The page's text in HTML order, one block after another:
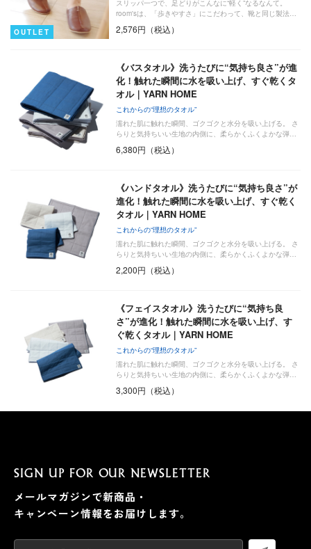
OUTLET
スリッパ一つで、足どりがこんなに“軽く”なるなんて。
room'sは、「歩きやすさ」にこだわって、靴と同じ製法…
2,576円（税込）
《バスタオル》洗うたびに“気持ち良さ”が進
化！触れた瞬間に水を吸い上げ、すぐ乾くタ
オル｜YARN HOME
これからの“理想のタオル”
濡れた肌に触れた瞬間、ゴクゴクと水分を吸い上げる。 さ
らりと気持ちいい生地の内側に、柔らかくふくよかな弾…
6,380円（税込）
《ハンドタオル》洗うたびに“気持ち良さ”が
進化！触れた瞬間に水を吸い上げ、すぐ乾く
タオル｜YARN HOME
これからの“理想のタオル”
濡れた肌に触れた瞬間、ゴクゴクと水分を吸い上げる。 さ
らりと気持ちいい生地の内側に、柔らかくふくよかな弾…
2,200円（税込）
《フェイスタオル》洗うたびに“気持ち良
さ”が進化！触れた瞬間に水を吸い上げ、す
ぐ乾くタオル｜YARN HOME
これからの“理想のタオル”
濡れた肌に触れた瞬間、ゴクゴクと水分を吸い上げる。 さ
らりと気持ちいい生地の内側に、柔らかくふくよかな弾…
3,300円（税込）
SIGN UP FOR OUR NEWSLETTER
メールマガジンで新商品・
キャンペーン情報をお届けします。